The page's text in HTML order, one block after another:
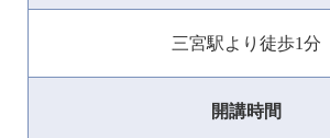
三宮駅より徒歩1分
開講時間